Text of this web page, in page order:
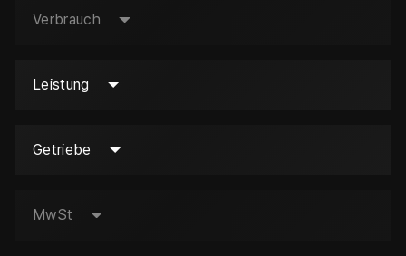
Verbrauch
Leistung
Getriebe
MwSt